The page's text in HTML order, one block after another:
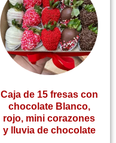
Caja de 15 fresas con
chocolate Blanco,
rojo, mini corazones
y lluvia de chocolate